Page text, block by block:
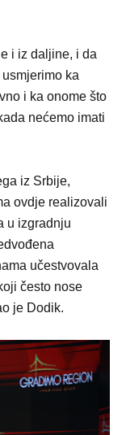
i iz daljine, i da
ka
i ka onome što
nećemo imati
iz Srbije,
ovdje realizovali
u izgradnju
učestvovala
često nose
je Dodik.